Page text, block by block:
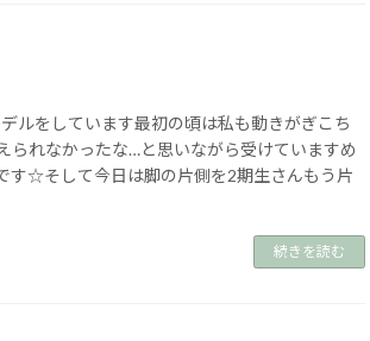
ルをしています⁡⁡⁡最初の頃は私も⁡動きがぎこち
られなかったな…⁡と思いながら受けていますめ
す☆⁡⁡⁡そして今日は脚の片側を2期生さんもう片
続きを読む